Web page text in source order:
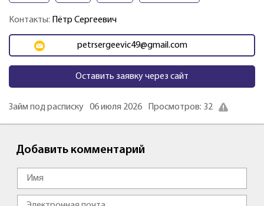
Контакты: Пётр Сергеевич
petrsergeevic49@gmail.com
Оставить заявку через сайт
Займ под расписку 06 июля 2026 Просмотров: 32
Добавить комментарий